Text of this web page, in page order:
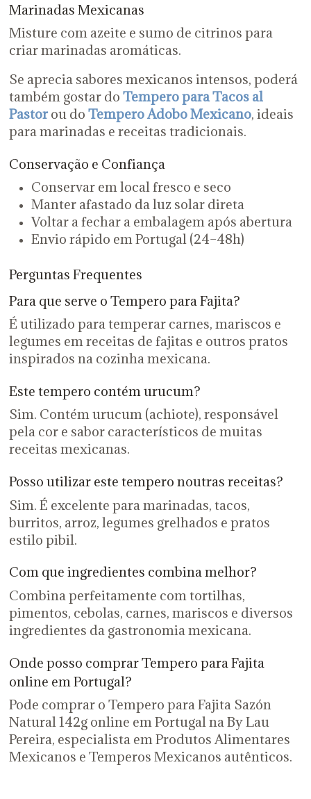
Marinadas Mexicanas
Misture com azeite e sumo de citrinos para
criar marinadas aromáticas.
Se aprecia sabores mexicanos intensos, poderá
também gostar do Tempero para Tacos al
Pastorou do Tempero Adobo Mexicano, ideais
para marinadas e receitas tradicionais.
Conservação e Confiança
Conservar em local fresco e seco
Manter afastado da luz solar direta
Voltar a fechar a embalagem após abertura
Envio rápido em Portugal (24–48h)
Perguntas Frequentes
Para que serve o Tempero para Fajita?
É utilizado para temperar carnes, mariscos e
legumes em receitas de fajitas e outros pratos
inspirados na cozinha mexicana.
Este tempero contém urucum?
Sim. Contém urucum (achiote), responsável
pela cor e sabor característicos de muitas
receitas mexicanas.
Posso utilizar este tempero noutras receitas?
Sim. É excelente para marinadas, tacos,
burritos, arroz, legumes grelhados e pratos
estilo pibil.
Com que ingredientes combina melhor?
Combina perfeitamente com tortilhas,
pimentos, cebolas, carnes, mariscos e diversos
ingredientes da gastronomia mexicana.
Onde posso comprar Tempero para Fajita
online em Portugal?
Pode comprar o Tempero para Fajita Sazón
Natural 142g online em Portugal na By Lau
Pereira, especialista em Produtos Alimentares
Mexicanos e Temperos Mexicanos autênticos.